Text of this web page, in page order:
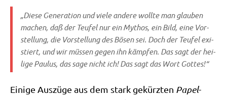
„Die­se Gene­ra­ti­on und vie­le ande­re woll­te man glau­ben
machen, daß der Teu­fel nur ein Mythos, ein Bild, eine Vor­
stel­lung, die Vor­stel­lung des Bösen sei. Doch der Teu­fel exi­
stiert, und wir müs­sen gegen ihn kämp­fen. Das sagt der hei­
li­ge Pau­lus, das sage nicht ich! Das sagt das Wort Gottes!“
Eini­ge Aus­zü­ge aus dem stark gekürz­ten Papel-